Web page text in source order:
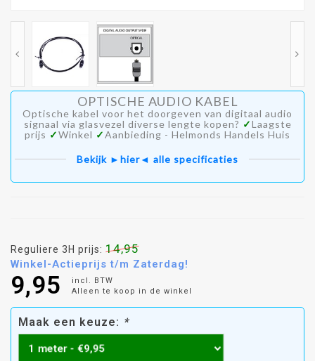
OPTISCHE AUDIO KABEL
Optische kabel voor het doorgeven van digitaal audio
signaal via glasvezel diverse lengte kopen? ✓Laagste
prijs ✓Winkel ✓Aanbieding - Helmonds Handels Huis
Bekijk ►hier◄ alle specificaties
Reguliere 3H prijs: 14,95
Winkel-Actieprijs t/m Zaterdag!
9,95
incl. BTW
Alleen te koop in de winkel
Maak een keuze: *